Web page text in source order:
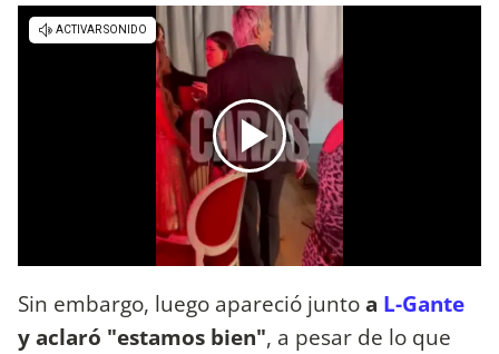
Sin embargo, luego apareció juntoa L-Gante
y aclaró "estamos bien", a pesar de lo que